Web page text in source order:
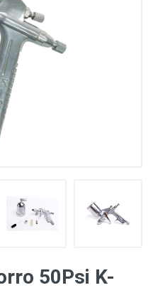
50Psi K-